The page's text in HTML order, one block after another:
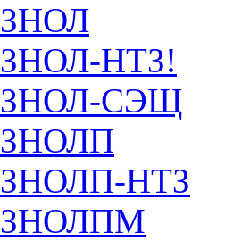
ЗНОЛ
ЗНОЛ-НТЗ!
ЗНОЛ-СЭЩ
ЗНОЛП
ЗНОЛП-НТЗ
ЗНОЛПМ